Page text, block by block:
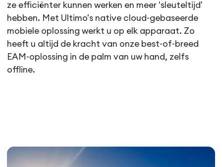
ze efficiënter kunnen werken en meer 'sleuteltijd'
hebben. Met Ultimo's native cloud-gebaseerde
mobiele oplossing werkt u op elk apparaat. Zo
heeft u altijd de kracht van onze best-of-breed
EAM-oplossing in de palm van uw hand, zelfs
offline.